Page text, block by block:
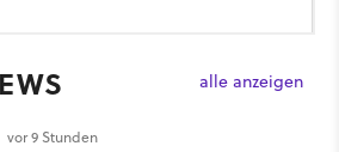
alle anzeigen
vor 9 Stunden